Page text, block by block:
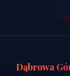
Dąbrowa